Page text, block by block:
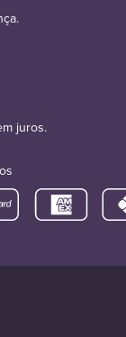
juros.